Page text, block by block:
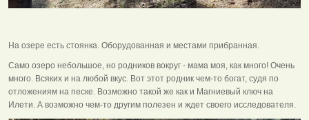
На озере есть стоянка. Оборудованная и местами прибранная.
Само озеро небольшое, но родников вокруг - мама моя, как много! Очень
много. Всяких и на любой вкус. Вот этот родник чем-то богат, судя по
отложениям на песке. Возможно такой же как и Магниевый ключ на
Илети. А возможно чем-то другим полезен и ждет своего исследователя.